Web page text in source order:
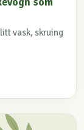
vask, skruing